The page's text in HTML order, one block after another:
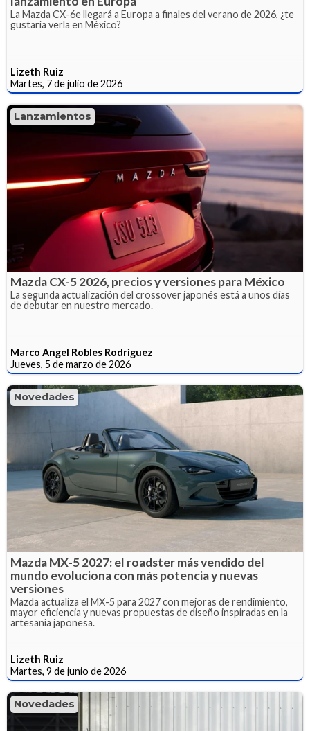
La Mazda CX-6e llegará a Europa a finales del verano de 2026, ¿te
gustaría verla en México?
Lizeth Ruiz
Martes, 7 de julio de 2026
Lanzamientos
Mazda CX-5 2026, precios y versiones para México
La segunda actualización del crossover japonés está a unos días
de debutar en nuestro mercado.
Marco Angel Robles Rodriguez
Jueves, 5 de marzo de 2026
Novedades
Mazda MX-5 2027: el roadster más vendido del
mundo evoluciona con más potencia y nuevas
versiones
Mazda actualiza el MX-5 para 2027 con mejoras de rendimiento,
mayor eficiencia y nuevas propuestas de diseño inspiradas en la
artesanía japonesa.
Lizeth Ruiz
Martes, 9 de junio de 2026
Novedades